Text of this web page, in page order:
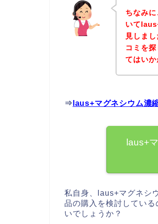
ちなみ
いて
見しま
コミを
てはいか
⇒ laus+マグネシウム濃
laus+
私自身、laus+マグネシ
品の購入を検討してい
いでしょうか？